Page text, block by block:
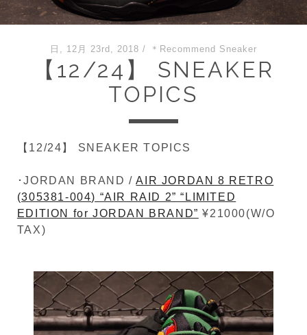
日, 12月 23rd, 2018 / ＊Recommend Sneaker
【12/24】 SNEAKER
TOPICS
【12/24】 SNEAKER TOPICS
･JORDAN BRAND /AIR JORDAN 8 RETRO
(305381-004) “AIR RAID 2” “LIMITED
EDITION for JORDAN BRAND” ¥21000(W/O
TAX)